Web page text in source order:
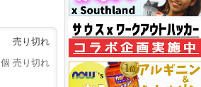
売り切れ
個 売り切れ